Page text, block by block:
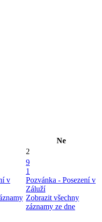
Ne
2
v
9
1
Pozvánka - Posezení v
Záluží
Zobrazit všechny
záznamy ze dne